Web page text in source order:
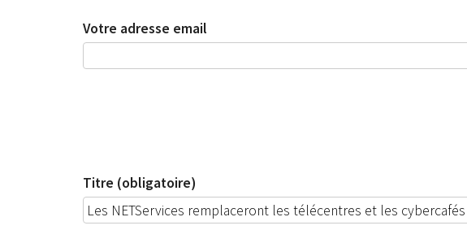
Votre adresse email
Titre (obligatoire)